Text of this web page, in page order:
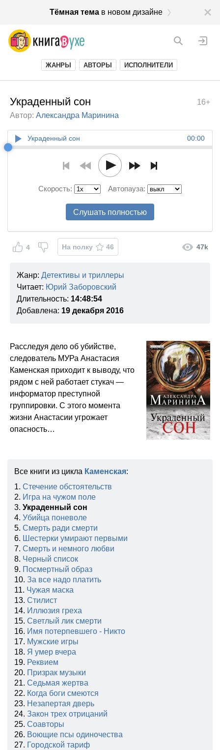
Тёмная темав новом дизайне
ЖАНРЫ АВТОРЫ ИСПОЛНИТЕЛИ
16+
Украденный сон
Автор: Александра Маринина
00:00
Украденный сон
Скорость: Автопауза:
Слушать полностью
4 На полку 46 47k
Жанр: Детективы и триллеры
Читает: Юрий Заборовский
Длительность: 14:48:54
Добавлена: 19 декабря 2016
Расследуя дело об убийстве,
следователь МУРа Анастасия
Каменская приходит к выводу, что
рядом с ней работает стукач —
информатор преступной
группировки. С этого момента
жизни Анастасии угрожает
опасность…
Все книги из цикла Каменская:
1. Стечение обстоятельств
2. Игра на чужом поле
3. Украденный сон
4. Убийца поневоле
5. Смерть ради смерти
6. Шестерки умирают первыми
7. Смерть и немного любви
8. Черный список
9. Посмертный образ
10. За все надо платить
11. Чужая маска
13. Стилист
14. Иллюзия греха
15. Светлый лик смерти
16. Имя потерпевшего - Никто
17. Мужские игры
18. Я умер вчера
19. Реквием
20. Призрак музыки
21. Седьмая жертва
22. Когда боги смеются
23. Незапертая дверь
24. Закон трех отрицаний
25. Соавторы
26. Воющие псы одиночества
27. Городской тариф